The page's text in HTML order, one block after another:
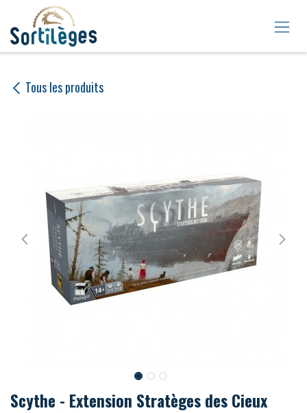
Se rendre au contenu
Tous les produits
Scythe - Extension Stratèges des Cieux